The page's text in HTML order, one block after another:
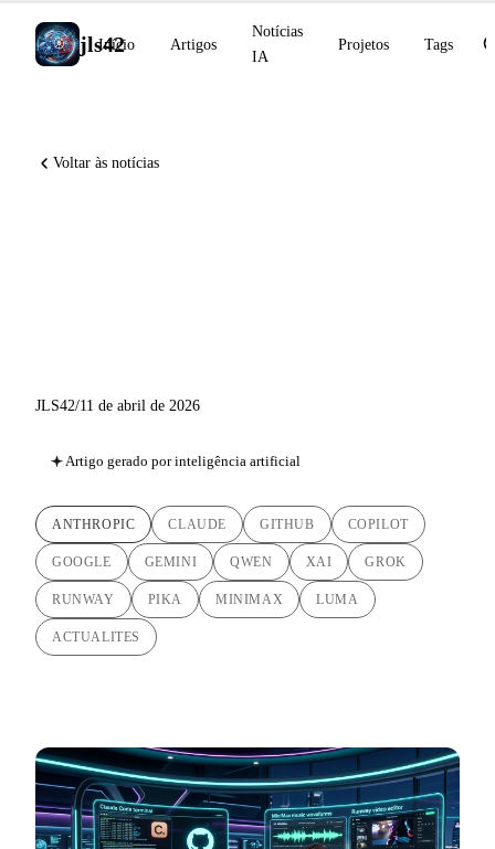
jls42
Início Artigos
Notícias
IA
Projetos Tags
Voltar às notícias
JLS42/11 de abril de 2026
Artigo gerado por inteligência artificial
ANTHROPIC CLAUDE GITHUB COPILOT
GOOGLE GEMINI QWEN XAI GROK
RUNWAY PIKA MINIMAX LUMA
ACTUALITES